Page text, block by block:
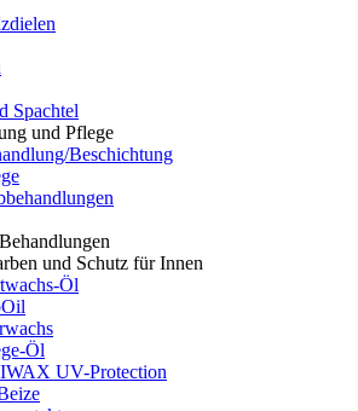
Spachtel
und Pflege
Beschichtung
und Schutz für Innen
Öl
Öl
UV-Protection